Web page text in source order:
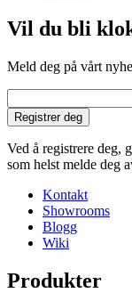
Vil du bli
Meld deg på vårt
Registrer deg
Ved å registrere deg,
som helst melde deg
Kontakt
Showrooms
Blogg
Wiki
Produkter